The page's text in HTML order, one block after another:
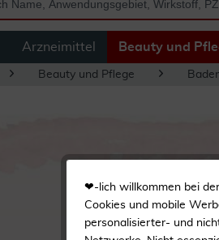
Arzneimittel Beauty und
Beauty und Pflege
❤-lich willkommen bei
Cookies und mobile
personalisierter- und